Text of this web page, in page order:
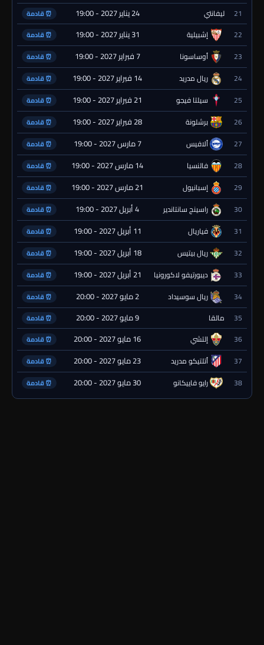
21 ليفانتي 24 يناير 2027 - 19:00 ⏰ قادمة
22 إشبيلية 31 يناير 2027 - 19:00 ⏰ قادمة
23 أوساسونا 7 فبراير 2027 - 19:00 ⏰ قادمة
24 ريال مدريد 14 فبراير 2027 - 19:00 ⏰ قادمة
25 سيلتا فيجو 21 فبراير 2027 - 19:00 ⏰ قادمة
26 برشلونة 28 فبراير 2027 - 19:00 ⏰ قادمة
27 ألافيس 7 مارس 2027 - 19:00 ⏰ قادمة
28 فالنسيا 14 مارس 2027 - 19:00 ⏰ قادمة
29 إسبانيول 21 مارس 2027 - 19:00 ⏰ قادمة
30 راسينج سانتاندير 4 أبريل 2027 - 19:00 ⏰ قادمة
31 فياريال 11 أبريل 2027 - 19:00 ⏰ قادمة
32 ريال بيتيس 18 أبريل 2027 - 19:00 ⏰ قادمة
33 ديبورتيفو لاكورونيا 21 أبريل 2027 - 19:00 ⏰ قادمة
34 ريال سوسيداد 2 مايو 2027 - 20:00 ⏰ قادمة
35 مالقا 9 مايو 2027 - 20:00 ⏰ قادمة
36 إلتشي 16 مايو 2027 - 20:00 ⏰ قادمة
37 أتلتيكو مدريد 23 مايو 2027 - 20:00 ⏰ قادمة
38 رايو فاييكانو 30 مايو 2027 - 20:00 ⏰ قادمة